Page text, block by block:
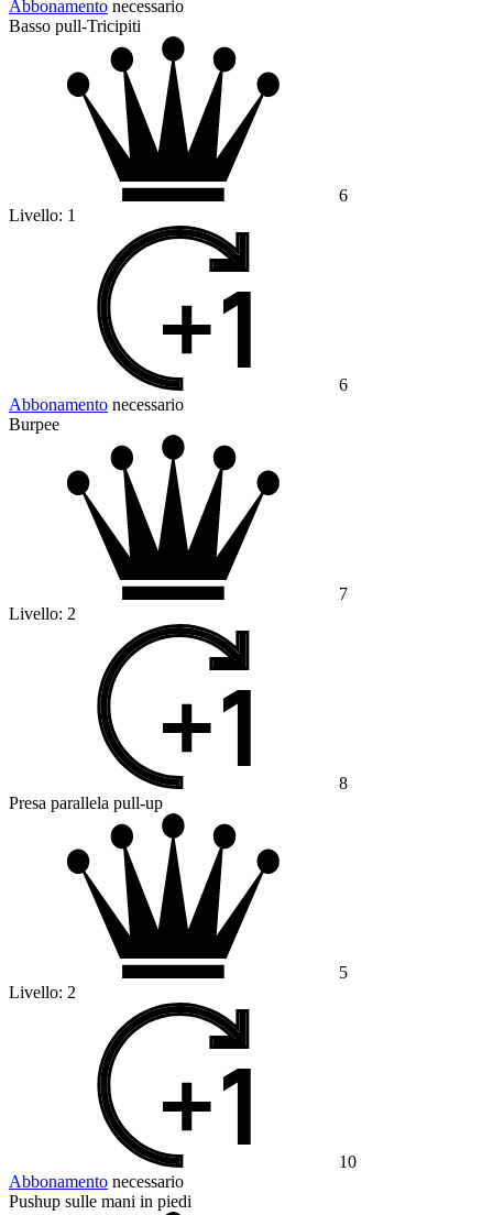
Abbonamento necessario
Basso pull-Tricipiti
6
Livello: 1
6
Abbonamento necessario
Burpee
7
Livello: 2
8
Presa parallela pull-up
5
Livello: 2
10
Abbonamento necessario
Pushup sulle mani in piedi